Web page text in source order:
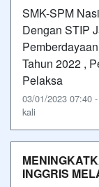
SMK-SPM
Dengan STIP
Tahun 2022 ,
Pelaksa
03/01/2023 07:40
kali
INGGRIS